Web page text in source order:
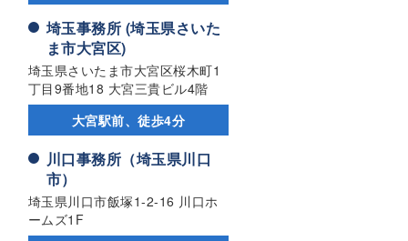
埼玉事務所 (埼玉県さいた
ま市大宮区)
埼玉県さいたま市大宮区桜木町1
丁目9番地18 大宮三貴ビル4階
大宮駅前、徒歩4分
川口事務所（埼玉県川口
市）
埼玉県川口市飯塚1-2-16 川口ホ
ームズ1F